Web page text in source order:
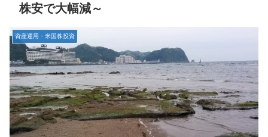
株安で大幅減～
資産運用・米国株投資